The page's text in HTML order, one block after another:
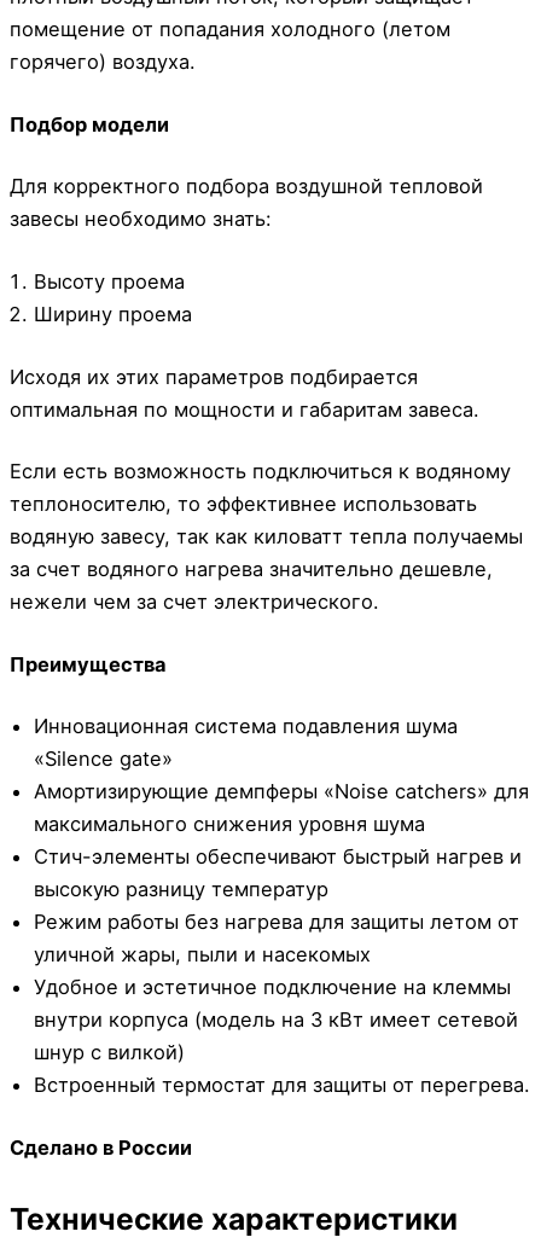
помещение от попадания холодного (летом
горячего) воздуха.
Подбор модели
Для корректного подбора воздушной тепловой
завесы необходимо знать:
Высоту проема
Ширину проема
Исходя их этих параметров подбирается
оптимальная по мощности и габаритам завеса.
Если есть возможность подключиться к водяному
теплоносителю, то эффективнее использовать
водяную завесу, так как киловатт тепла получаемы
за счет водяного нагрева значительно дешевле,
нежели чем за счет электрического.
Преимущества
Инновационная система подавления шума
«Silence gate»
Амортизирующие демпферы «Noise catchers» для
максимального снижения уровня шума
Стич-элементы обеспечивают быстрый нагрев и
высокую разницу температур
Режим работы без нагрева для защиты летом от
уличной жары, пыли и насекомых
Удобное и эстетичное подключение на клеммы
внутри корпуса (модель на 3 кВт имеет сетевой
шнур с вилкой)
Встроенный термостат для защиты от перегрева.
Сделано в России
Технические характеристики